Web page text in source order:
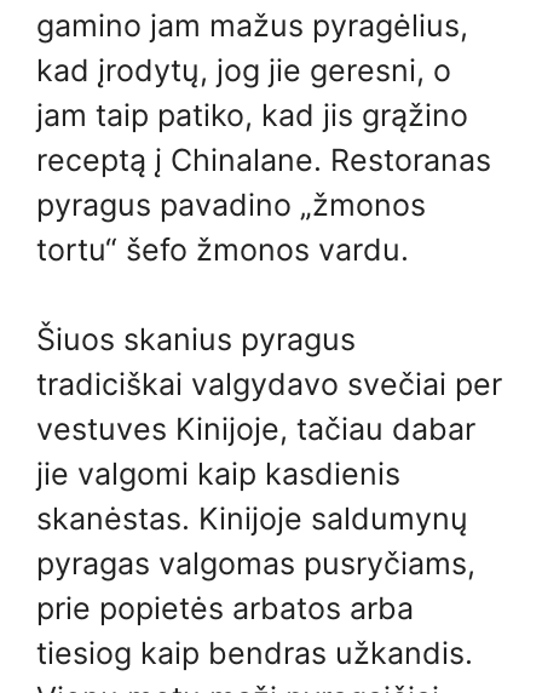
gamino jam mažus pyragėlius,
kad įrodytų, jog jie geresni, o
jam taip patiko, kad jis grąžino
receptą į Chinalane. Restoranas
pyragus pavadino „žmonos
tortu“ šefo žmonos vardu.
Šiuos skanius pyragus
tradiciškai valgydavo svečiai per
vestuves Kinijoje, tačiau dabar
jie valgomi kaip kasdienis
skanėstas. Kinijoje saldumynų
pyragas valgomas pusryčiams,
prie popietės arbatos arba
tiesiog kaip bendras užkandis.